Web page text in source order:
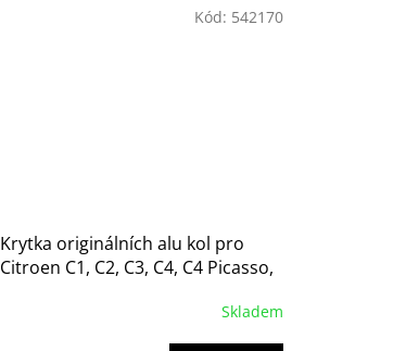
Krytka originálních alu kol pro
Citroen C1, C2, C3, C4, C4 Picasso,
Skladem
Kód: 542170